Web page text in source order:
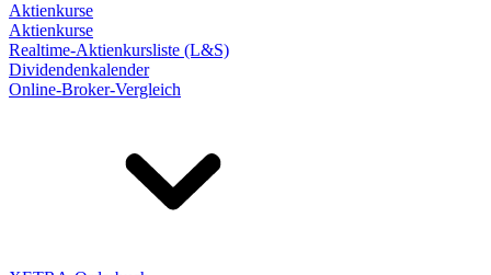
Aktienkurse
Aktienkurse
Realtime-Aktienkursliste (L&S)
Dividendenkalender
Online-Broker-Vergleich